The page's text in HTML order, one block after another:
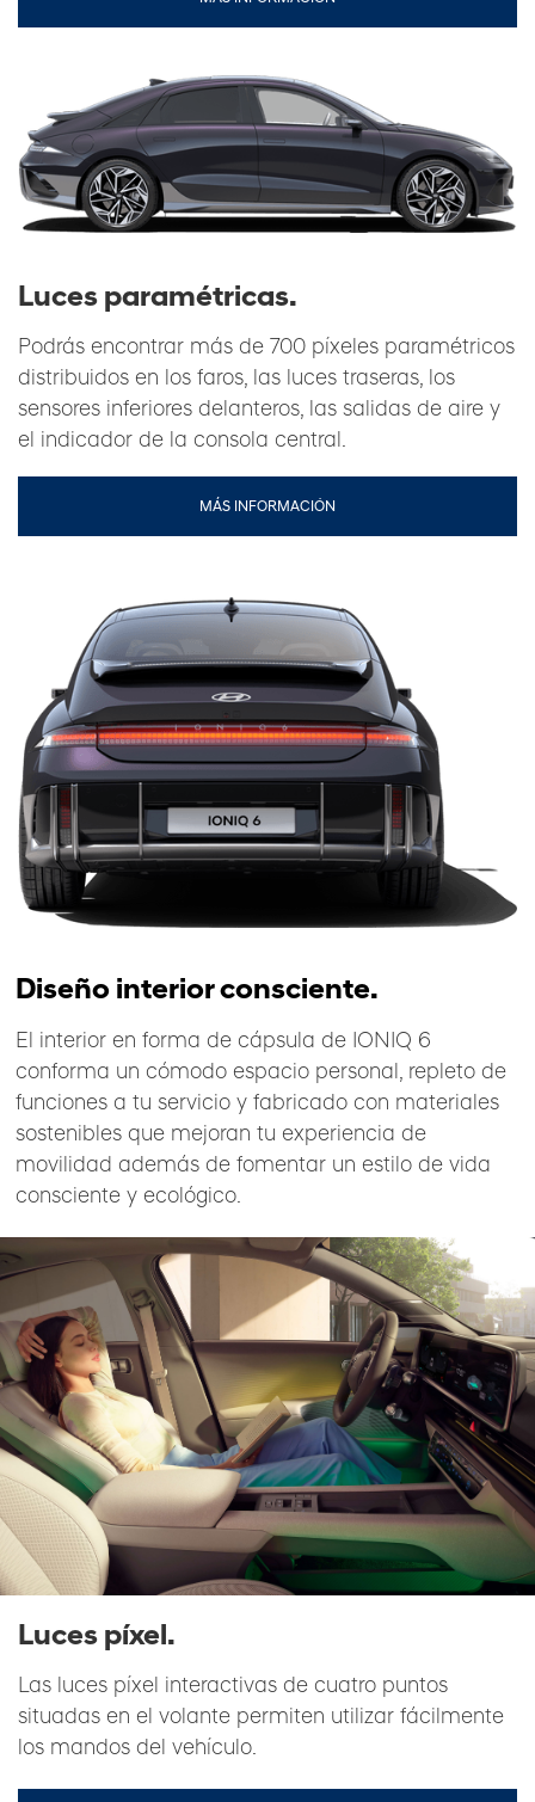
Luces paramétricas.
Podrás encontrar más de 700 píxeles paramétricos
distribuidos en los faros, las luces traseras, los
sensores inferiores delanteros, las salidas de aire y
el indicador de la consola central.
MÁS INFORMACIÓN
Diseño interior consciente.
El interior en forma de cápsula de IONIQ 6
conforma un cómodo espacio personal, repleto de
funciones a tu servicio y fabricado con materiales
sostenibles que mejoran tu experiencia de
movilidad además de fomentar un estilo de vida
consciente y ecológico.
Luces píxel.
Las luces píxel interactivas de cuatro puntos
situadas en el volante permiten utilizar fácilmente
los mandos del vehículo.